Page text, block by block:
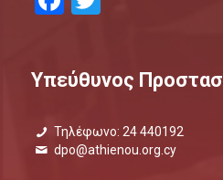
Υπεύθυνος
Τηλέφωνο: 24 440192
dpo@athienou.org.cy